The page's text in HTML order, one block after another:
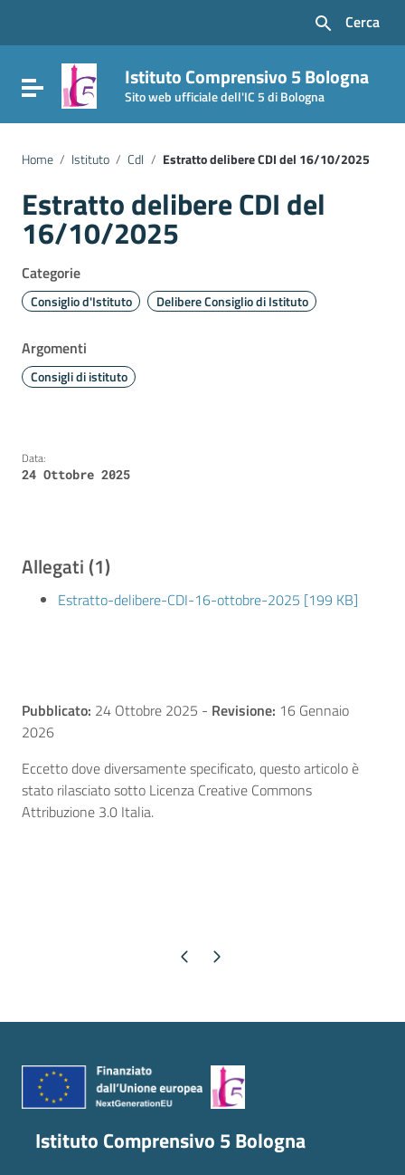
Vai al footer
Cerca
Attiva / disattiva la navigazione
Istituto Comprensivo 5 Bologna
Sito web ufficiale dell'IC 5 di Bologna
Home / Istituto / CdI / Estratto delibere CDI del 16/10/2025
Estratto delibere CDI del
16/10/2025
Categorie
Consiglio d'Istituto Delibere Consiglio di Istituto
Argomenti
Consigli di istituto
Data:
24 Ottobre 2025
Allegati (1)
Estratto-delibere-CDI-16-ottobre-2025 [199 KB]
Pubblicato: 24 Ottobre 2025 - Revisione: 16 Gennaio
2026
Eccetto dove diversamente specificato, questo articolo è
stato rilasciato sotto Licenza Creative Commons
Attribuzione 3.0 Italia.
Pagina precedente
Pagina successiva
Istituto Comprensivo 5 Bologna